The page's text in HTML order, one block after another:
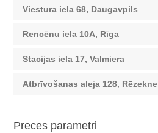
Viestura iela 68, Daugavpils
Rencēnu iela 10A, Rīga
Stacijas iela 17, Valmiera
Atbrīvošanas aleja 128, Rēzekne
Preces parametri